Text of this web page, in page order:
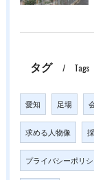
タグ Tags
愛知 足場
求める人物像
プライバシーポリ